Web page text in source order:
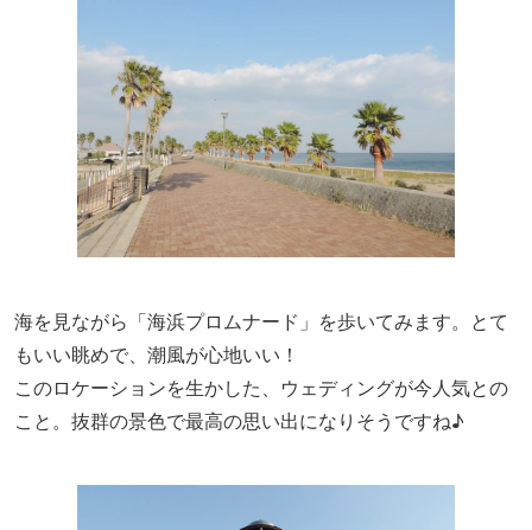
海を見ながら「海浜プロムナード」を歩いてみます。とて
もいい眺めで、潮風が心地いい！
このロケーションを生かした、ウェディングが今人気との
こと。抜群の景色で最高の思い出になりそうですね♪